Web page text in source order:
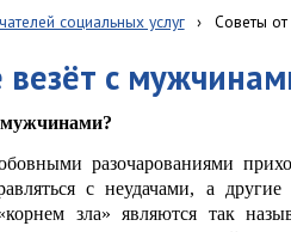
социальных услуг › Советы от
с
мужчинами?
разочарованиями
с неудачами, а
зла» являются так